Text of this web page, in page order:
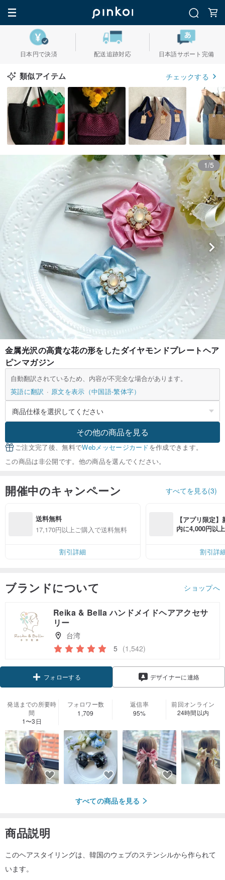
日本円で決済 配送追跡対応 日本語サポート完備
類似アイテム チェックする
1/5
金属光沢の高貴な花の形をしたダイヤモンドプレートヘア
ピンマガジン
自動翻訳されているため、内容が不完全な場合があります。
英語に翻訳
原文を表示（中国語-繁体字）
その他の商品を見る
ご注文完了後、無料でWebメッセージカードを作成できます。
この商品は非公開です。他の商品を選んでください。
開催中のキャンペーン すべてを見る(3)
送料無料
17,170円以上ご購入で送料無料
割引詳細
【アプリ限定
内に4,000円以
割引詳
ブランドについて ショップへ
Reika & Bella ハンドメイドヘアアクセサ
リー
台湾
5 (1,542)
フォローする デザイナーに連絡
発送までの所要時
間
1〜3日
フォロワー数
1,709
返信率
95%
前回オンライン
24時間以内
すべての商品を見る
商品説明
このヘアスタイリングは、韓国のウェブのステンシルから作られて
います。